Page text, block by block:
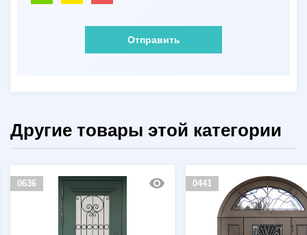
Отправить
Другие товары этой категории
0636 0441